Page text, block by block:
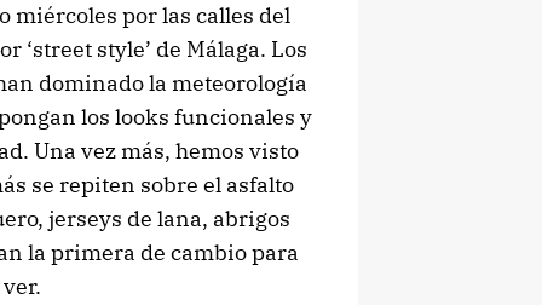
miércoles por las calles del
‘street style’ de Málaga. Los
dominado la meteorología
los looks funcionales y
Una vez más, hemos visto
se repiten sobre el asfalto
jerseys de lana, abrigos
la primera de cambio para